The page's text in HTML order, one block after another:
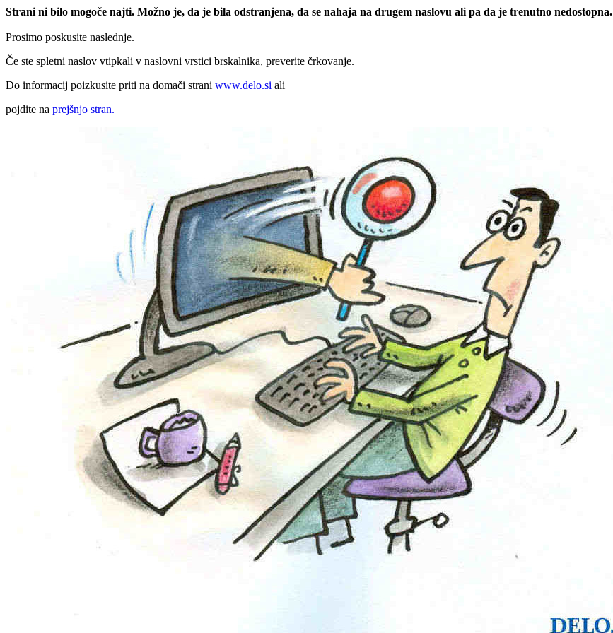
Strani ni bilo mogoče najti. Možno je, da je bila odstranjena, da se nahaja na drugem naslovu ali pa da je trenutno nedostopna.
Prosimo poskusite naslednje.
Če ste spletni naslov vtipkali v naslovni vrstici brskalnika, preverite črkovanje.
Do informacij poizkusite priti na domači strani www.delo.si ali
pojdite na prejšnjo stran.